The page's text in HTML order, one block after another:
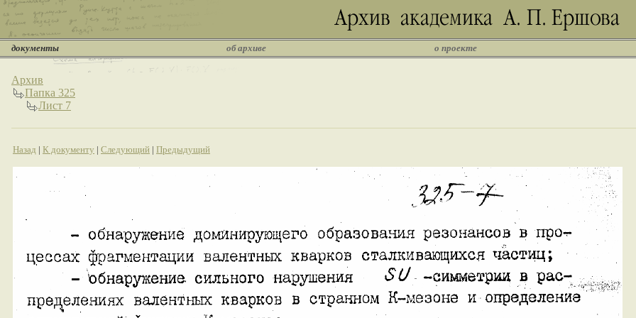
документы об архиве о проекте
Архив
Папка 325
Лист 7
Назад | К документу | Следующий | Предыдущий